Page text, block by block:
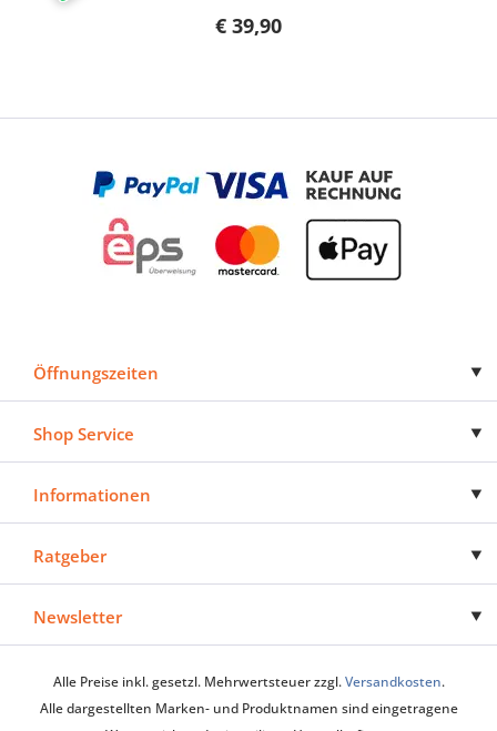
€ 39,90
Öffnungszeiten
Shop Service
Informationen
Ratgeber
Newsletter
Alle Preise inkl. gesetzl. Mehrwertsteuer zzgl.Versandkosten.
Alle dargestellten Marken- und Produktnamen sind eingetragene